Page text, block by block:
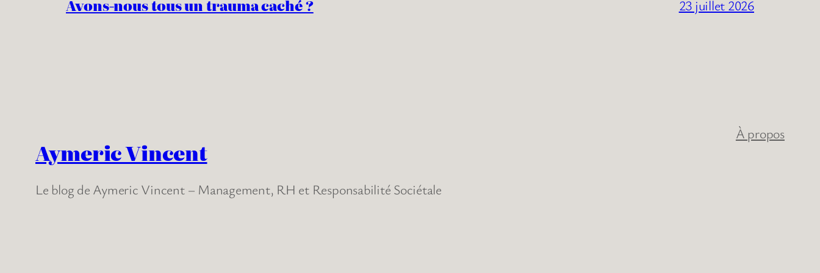
Avons-nous tous un trauma caché ? 23 juillet 2026
Aymeric Vincent
Le blog de Aymeric Vincent – Management, RH et Responsabilité Sociétale
À propos